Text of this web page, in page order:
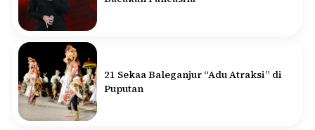
21 Sekaa Baleganjur “Adu Atraksi” di
Puputan